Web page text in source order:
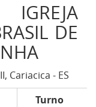
DE
Cariacica - ES
Turno